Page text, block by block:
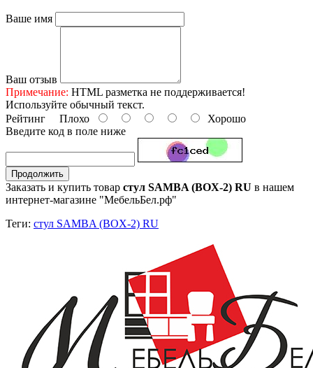
Ваше имя
Ваш отзыв
Примечание: HTML разметка не поддерживается!
Используйте обычный текст.
Рейтинг Плохо
Хорошо
Введите код в поле ниже
Продолжить
Заказать и купить товар стул SAMBA (BOX-2) RU в нашем
интернет-магазине "МебельБел.рф"
Теги: стул SAMBA (BOX-2) RU